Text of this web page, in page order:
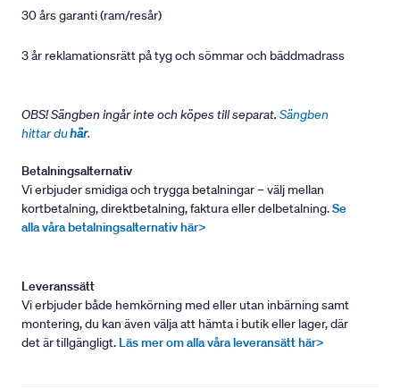
30 års garanti (ram/resår)
3 år reklamationsrätt på tyg och sömmar och bäddmadrass
OBS! Sängben ingår inte och köpes till separat. Sängben
hittar duhär.
Betalningsalternativ
Vi erbjuder smidiga och trygga betalningar – välj mellan
kortbetalning, direktbetalning, faktura eller delbetalning.Se
alla våra betalningsalternativ här>
Leveranssätt
Vi erbjuder både hemkörning med eller utan inbärning samt
montering, du kan även välja att hämta i butik eller lager, där
det är tillgängligt. Läs mer om alla våra leveransätt här>